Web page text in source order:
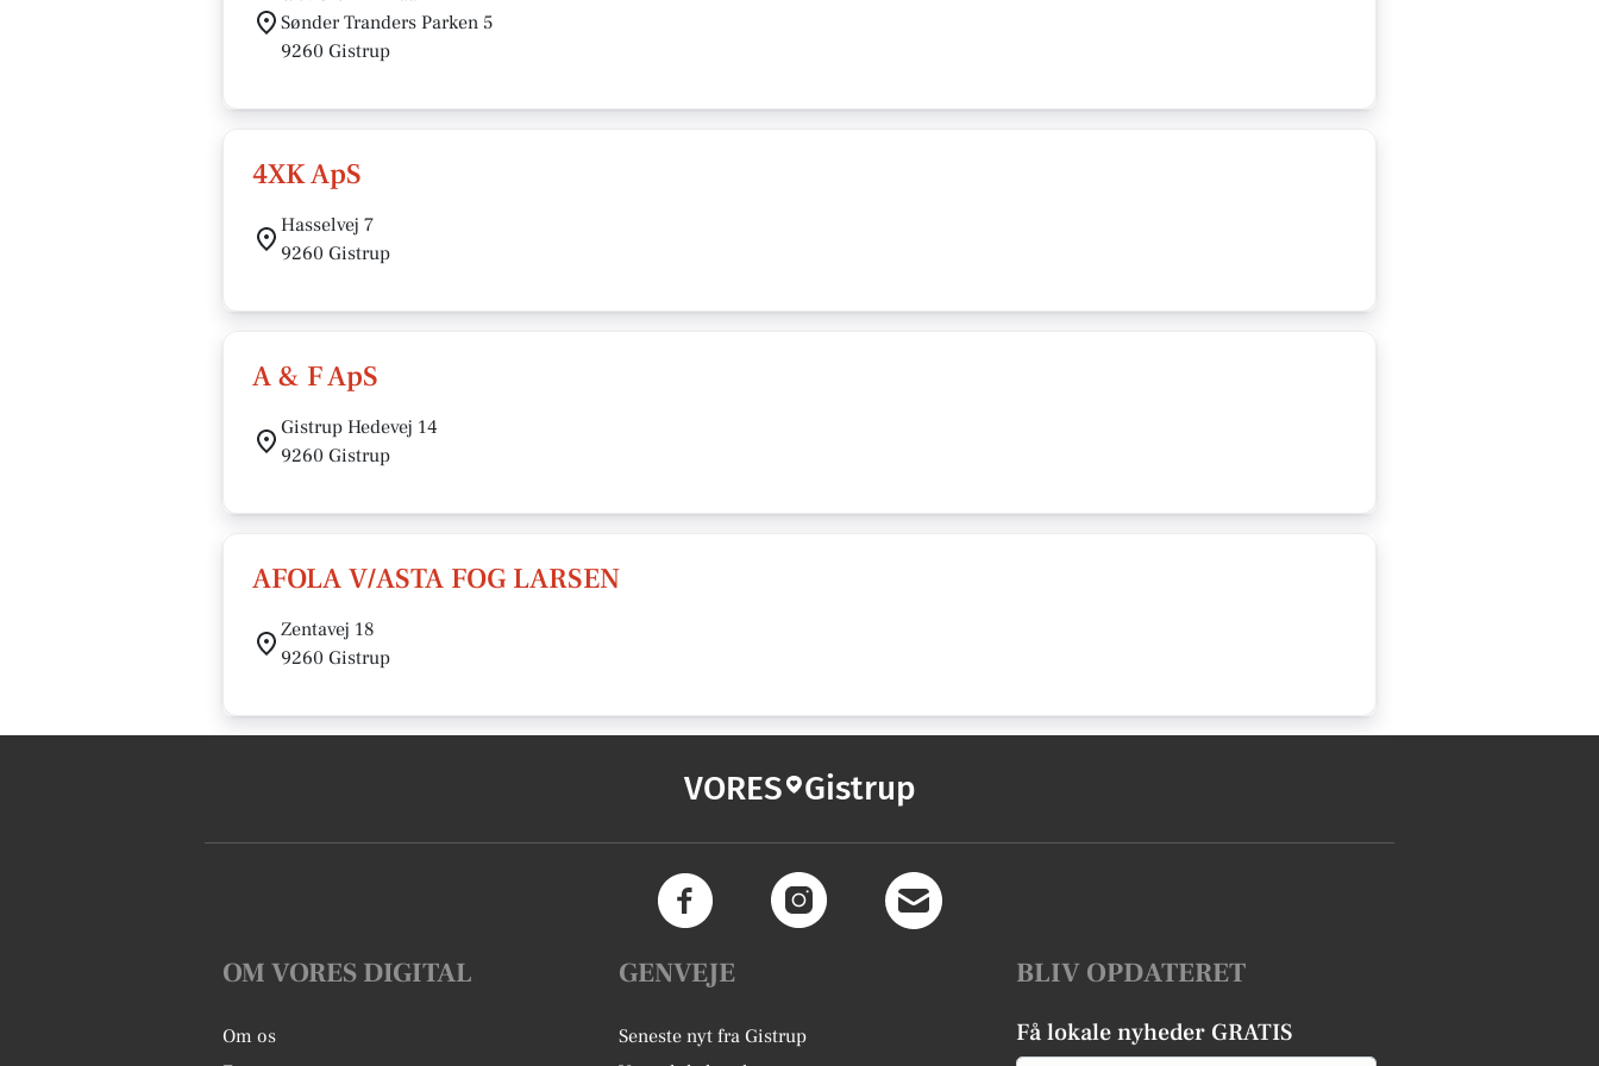
Sønder Tranders Parken 5
9260 Gistrup
4XK ApS
Hasselvej 7
9260 Gistrup
A & F ApS
Gistrup Hedevej 14
9260 Gistrup
AFOLA V/ASTA FOG LARSEN
Zentavej 18
9260 Gistrup
VORES Gistrup
OM VORES DIGITAL
Om os
GENVEJE
Seneste nyt fra Gistrup
BLIV OPDATERET
Få lokale nyheder GRATIS